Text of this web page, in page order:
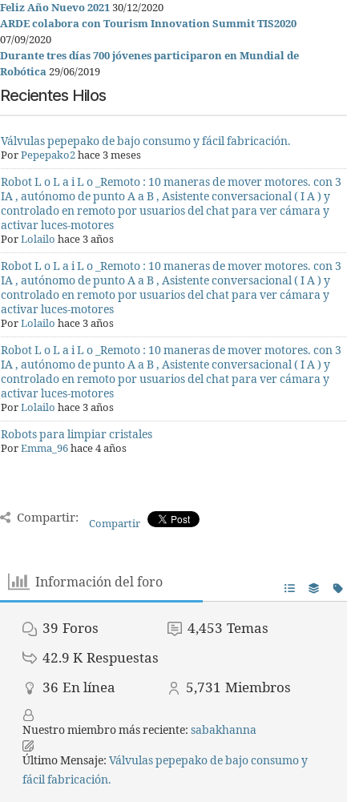
Feliz Año Nuevo 202130/12/2020
ARDE colabora con Tourism Innovation Summit TIS2020
07/09/2020
Durante tres días 700 jóvenes participaron en Mundial de
Robótica29/06/2019
Recientes Hilos
Válvulas pepepako de bajo consumo y fácil fabricación.
PorPepepako2hace 3 meses
Robot L o L a i L o _Remoto : 10 maneras de mover motores. con 3
IA , autónomo de punto A a B , Asistente conversacional ( I A ) y
controlado en remoto por usuarios del chat para ver cámara y
activar luces-motores
PorLolailo hace 3 años
Robot L o L a i L o _Remoto : 10 maneras de mover motores. con 3
IA , autónomo de punto A a B , Asistente conversacional ( I A ) y
controlado en remoto por usuarios del chat para ver cámara y
activar luces-motores
PorLolailo hace 3 años
Robot L o L a i L o _Remoto : 10 maneras de mover motores. con 3
IA , autónomo de punto A a B , Asistente conversacional ( I A ) y
controlado en remoto por usuarios del chat para ver cámara y
activar luces-motores
PorLolailo hace 3 años
Robots para limpiar cristales
PorEmma_96hace 4 años
Compartir: Compartir
Información del foro
39 Foros 4,453 Temas
42.9 K Respuestas
36 En línea 5,731 Miembros
Nuestro miembro más reciente: sabakhanna
Último Mensaje: Válvulas pepepako de bajo consumo y
fácil fabricación.